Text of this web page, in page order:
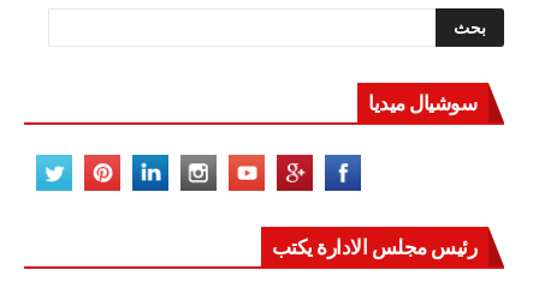
سوشيال ميديا
رئيس مجلس الادارة يكتب